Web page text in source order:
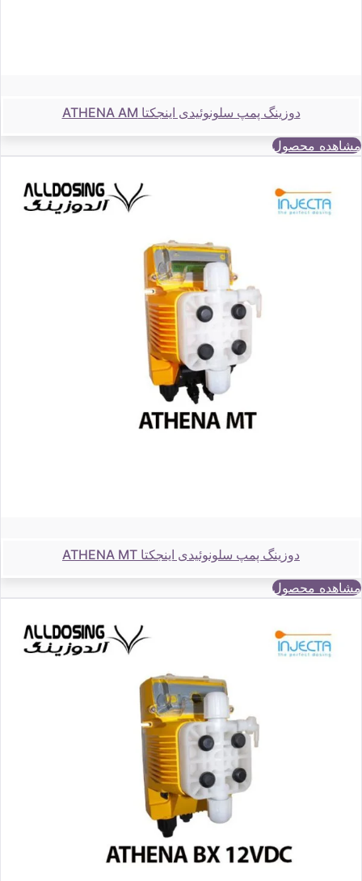
دوزینگ پمپ سلونوئیدی اینجکتا ATHENA AM
مشاهده محصول
دوزینگ پمپ سلونوئیدی اینجکتا ATHENA MT
مشاهده محصول